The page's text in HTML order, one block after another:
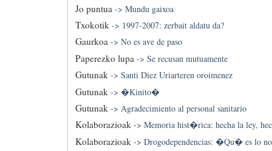
Jo puntua -> Mundu gaixoa
Txokotik-> 1997-2007: zerbait aldatu da?
Gaurkoa-> No es ave de paso
Paperezko lupa -> Se recusan mutuamente
Gutunak-> Santi Diez Uriarteren oroimenez
Gutunak -> �Kinito�
Gutunak-> Agradecimiento al personal sanitario
Kolaborazioak-> Memoria hist�rica: hecha la ley,
Kolaborazioak -> Drogodependencias: �Qu� es lo